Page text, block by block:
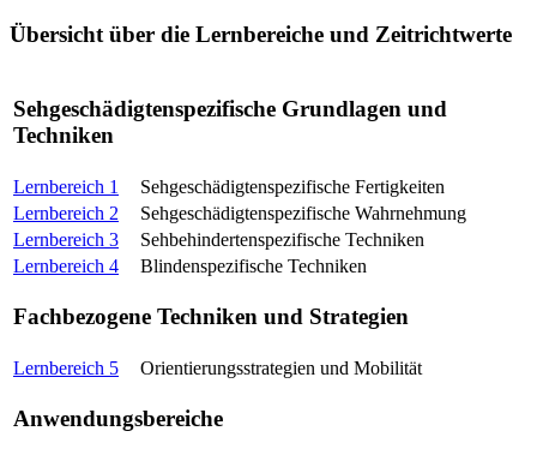
Übersicht über die Lernbereiche und Zeitrichtwerte
Sehgeschädigtenspezifische Grundlagen und
Techniken
Lernbereich 1
Sehgeschädigtenspezifische Fertigkeiten
Lernbereich 2
Sehgeschädigtenspezifische Wahrnehmung
Lernbereich 3
Sehbehindertenspezifische Techniken
Lernbereich 4
Blindenspezifische Techniken
Fachbezogene Techniken und Strategien
Lernbereich 5 Orientierungsstrategien und Mobilität
Anwendungsbereiche